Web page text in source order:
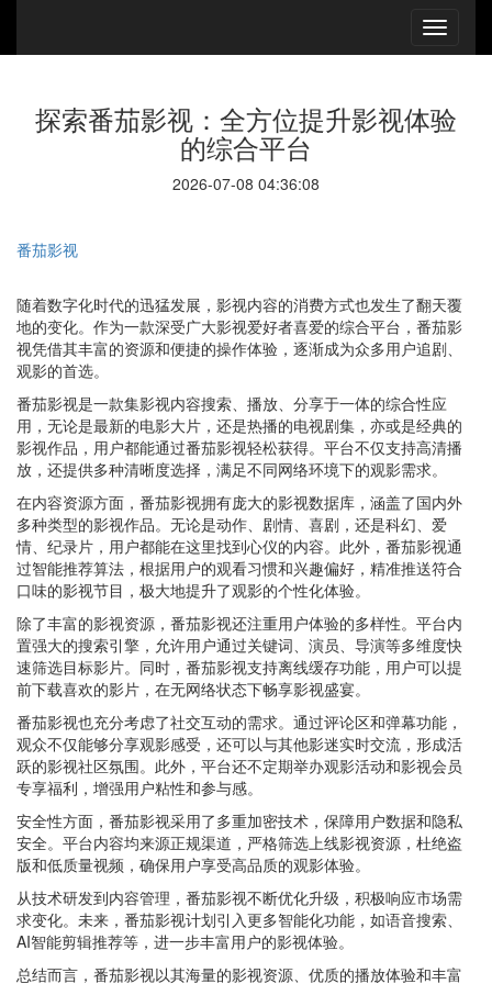
探索番茄影视：全方位提升影视体验
的综合平台
2026-07-08 04:36:08
番茄影视
随着数字化时代的迅猛发展，影视内容的消费方式也发生了翻天覆
地的变化。作为一款深受广大影视爱好者喜爱的综合平台，番茄影
视凭借其丰富的资源和便捷的操作体验，逐渐成为众多用户追剧、
观影的首选。
番茄影视是一款集影视内容搜索、播放、分享于一体的综合性应
用，无论是最新的电影大片，还是热播的电视剧集，亦或是经典的
影视作品，用户都能通过番茄影视轻松获得。平台不仅支持高清播
放，还提供多种清晰度选择，满足不同网络环境下的观影需求。
在内容资源方面，番茄影视拥有庞大的影视数据库，涵盖了国内外
多种类型的影视作品。无论是动作、剧情、喜剧，还是科幻、爱
情、纪录片，用户都能在这里找到心仪的内容。此外，番茄影视通
过智能推荐算法，根据用户的观看习惯和兴趣偏好，精准推送符合
口味的影视节目，极大地提升了观影的个性化体验。
除了丰富的影视资源，番茄影视还注重用户体验的多样性。平台内
置强大的搜索引擎，允许用户通过关键词、演员、导演等多维度快
速筛选目标影片。同时，番茄影视支持离线缓存功能，用户可以提
前下载喜欢的影片，在无网络状态下畅享影视盛宴。
番茄影视也充分考虑了社交互动的需求。通过评论区和弹幕功能，
观众不仅能够分享观影感受，还可以与其他影迷实时交流，形成活
跃的影视社区氛围。此外，平台还不定期举办观影活动和影视会员
专享福利，增强用户粘性和参与感。
安全性方面，番茄影视采用了多重加密技术，保障用户数据和隐私
安全。平台内容均来源正规渠道，严格筛选上线影视资源，杜绝盗
版和低质量视频，确保用户享受高品质的观影体验。
从技术研发到内容管理，番茄影视不断优化升级，积极响应市场需
求变化。未来，番茄影视计划引入更多智能化功能，如语音搜索、
AI智能剪辑推荐等，进一步丰富用户的影视体验。
总结而言，番茄影视以其海量的影视资源、优质的播放体验和丰富